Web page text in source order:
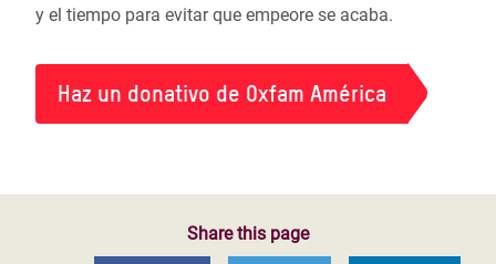
y el tiempo para evitar que empeore se acaba.
Haz un donativo de Oxfam América
Share this page